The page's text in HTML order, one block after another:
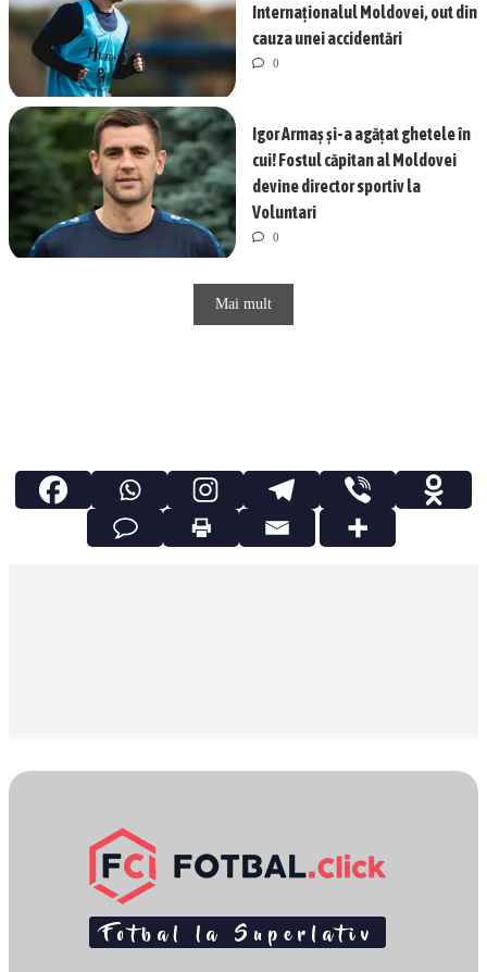
Internaționalul Moldovei, out din
cauza unei accidentări
0
Igor Armaș și-a agățat ghetele în
cui! Fostul căpitan al Moldovei
devine director sportiv la
Voluntari
0
Mai mult